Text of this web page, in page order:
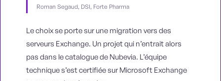
Roman Segaud, DSI, Forte Pharma
Le choix se porte sur une migration vers des
serveurs Exchange. Un projet qui n’entrait alors
pas dans le catalogue de Nubevia. L’équipe
technique s’est certifiée sur Microsoft Exchange